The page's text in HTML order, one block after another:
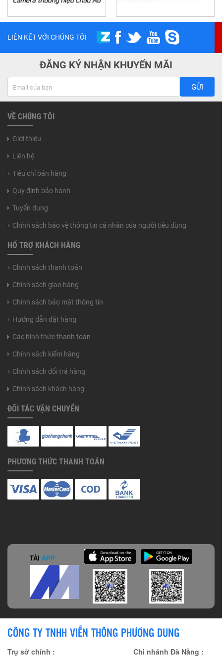
LIÊN KẾT VỚI CHÚNG TÔI
ĐĂNG KÝ NHẬN KHUYẾN MÃI
GỬI
VỀ CHÚNG TÔI
Giới thiệu
Liên hệ
Tiêu chí bán hàng
Quy định bảo hành
Tuyển dụng
Chính sách bảo vệ thông tin cá nhân của người tiêu dùng
HỔ TRỢ KHÁCH HÀNG
Chính sách thanh toán
Chính sách giao hàng
Chính sách bảo mật thông tin
Hướng dẫn đặt hàng
Các hình thức thanh toán
Chính sách kiểm hàng
Chính sách đổi trả hàng
Chính sách khách hàng
ĐỐI TÁC VẬN CHUYỂN
PHƯƠNG THỨC THANH TOÁN
TẢI APP
CÔNG TY TNHH VIỄN THÔNG PHƯƠNG DUNG
Trụ sở chính :
Chi nhánh Đà Nẵng :